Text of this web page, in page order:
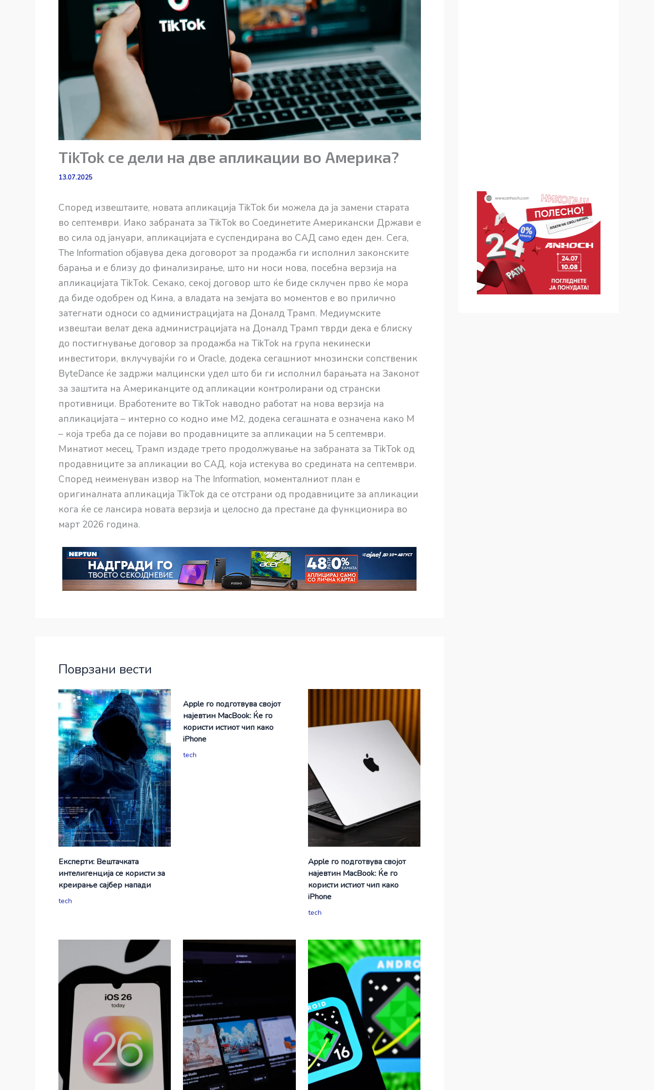
TikTok се дели на две апликации во Америка?
13.07.2025
Според извештаите, новата апликација TikTok би можела да ја замени старата
во септември. Иако забраната за TikTok во Соединетите Американски Држави е
во сила од јануари, апликацијата е суспендирана во САД само еден ден. Сега,
The Information објавува дека договорот за продажба ги исполнил законските
барања и е близу до финализирање, што ни носи нова, посебна верзија на
апликацијата TikTok. Секако, секој договор што ќе биде склучен прво ќе мора
да биде одобрен од Кина, а владата на земјата во моментов е во прилично
затегнати односи со администрацијата на Доналд Трамп. Медиумските
извештаи велат дека администрацијата на Доналд Трамп тврди дека е блиску
до постигнување договор за продажба на TikTok на група некинески
инвеститори, вклучувајќи го и Oracle, додека сегашниот мнозински сопственик
ByteDance ќе задржи малцински удел што би ги исполнил барањата на Законот
за заштита на Американците од апликации контролирани од странски
противници. Вработените во TikTok наводно работат на нова верзија на
апликацијата – интерно со кодно име M2, додека сегашната е означена како M
– која треба да се појави во продавниците за апликации на 5 септември.
Минатиот месец, Трамп издаде трето продолжување на забраната за TikTok од
продавниците за апликации во САД, која истекува во средината на септември.
Според неименуван извор на The Information, моменталниот план е
оригиналната апликација TikTok да се отстрани од продавниците за апликации
кога ќе се лансира новата верзија и целосно да престане да функционира во
март 2026 година.
Поврзани вести
Експерти: Вештачката
интелигенција се користи за
креирање сајбер напади
tech
Apple го подготвува својот
најевтин MacBook: Ќе го
користи истиот чип како
iPhone
tech
Apple го подготвува својот
најевтин MacBook: Ќе го
користи истиот чип како
iPhone
tech